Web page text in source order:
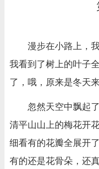
漫步在小路上，
我看到了树上的叶子
了，哦，原来是冬天来
忽然天空中飘起
清平山山上的梅花开
细看有的花瓣全展开
有的还是花骨朵，还